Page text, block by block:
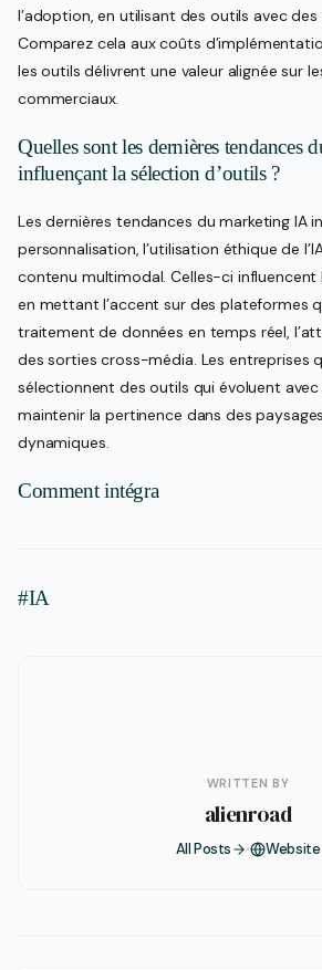
l’adoption, en utilisant des outils avec des
Comparez cela aux coûts
les outils délivrent une valeur alignée sur
commerciaux.
Quelles sont les dernières tendances
influençant la sélection d’outils ?
Les dernières tendances du marketing IA
personnalisation, l’utilisation éthique de
contenu multimodal. Celles-ci influencent
en mettant l’accent sur des plateformes
traitement de données en temps réel,
des sorties cross-média. Les entreprises
sélectionnent des outils qui évoluent
maintenir la pertinence dans des
dynamiques.
Comment intégra
#IA
WRITTEN BY
alienroad
All Posts Website